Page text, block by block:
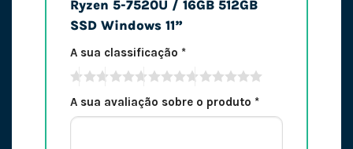
Ryzen 5-7520U / 16GB 512GB
SSD Windows 11”
A sua classificação *
A sua avaliação sobre o produto *